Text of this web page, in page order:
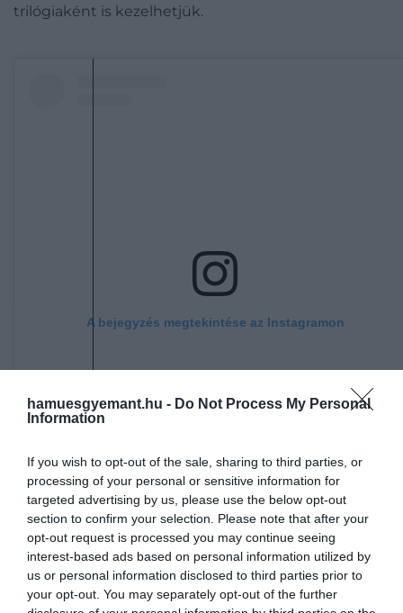
hamuesgyemant.hu - Do Not Process My Personal
Information
If you wish to opt-out of the sale, sharing to third parties, or
processing of your personal or sensitive information for
targeted advertising by us, please use the below opt-out
section to confirm your selection. Please note that after your
opt-out request is processed you may continue seeing
interest-based ads based on personal information utilized by
us or personal information disclosed to third parties prior to
your opt-out. You may separately opt-out of the further
trilógiaként is kezelhetjük.
A bejegyzés megtekintése az Instagramon
Líra Könyv (@lirakonyv) által megosztott bejegyzés